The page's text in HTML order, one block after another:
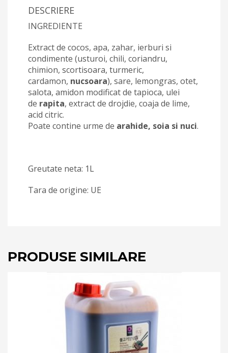
DESCRIERE
INGREDIENTE
Extract de cocos, apa, zahar, ierburi si
condimente (usturoi, chili, coriandru,
chimion, scortisoara, turmeric,
cardamon, nucsoara), sare, lemongras, otet,
salota, amidon modificat de tapioca, ulei
de rapita, extract de drojdie, coaja de lime,
acid citric.
Poate contine urme de arahide, soia si nuci.
Greutate neta: 1L
Tara de origine: UE
PRODUSE SIMILARE